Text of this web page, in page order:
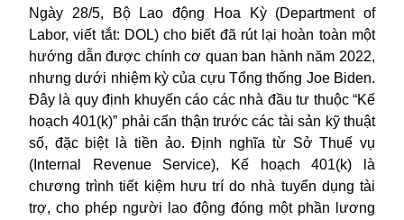
Ngày 28/5, Bộ Lao động Hoa Kỳ (Department of
Labor, viết tắt: DOL) cho biết đã rút lại hoàn toàn một
hướng dẫn được chính cơ quan ban hành năm 2022,
nhưng dưới nhiệm kỳ của cựu Tổng thống Joe Biden.
Đây là quy định khuyến cáo các nhà đầu tư thuộc “Kế
hoạch 401(k)” phải cẩn thận trước các tài sản kỹ thuật
số, đặc biệt là tiền ảo. Định nghĩa từ Sở Thuế vụ
(Internal Revenue Service), Kế hoạch 401(k) là
chương trình tiết kiệm hưu trí do nhà tuyển dụng tài
trợ, cho phép người lao động đóng một phần lương